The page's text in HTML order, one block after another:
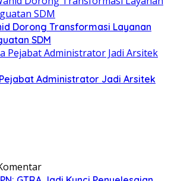
Dorong Transformasi Layanan
SDM
Administrator Jadi Arsitek